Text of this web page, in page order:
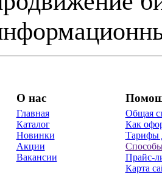
О нас
Главная
Каталог
Новинки
Акции
Вакансии
Общая
Как
Тарифы
Прайс-
Карта